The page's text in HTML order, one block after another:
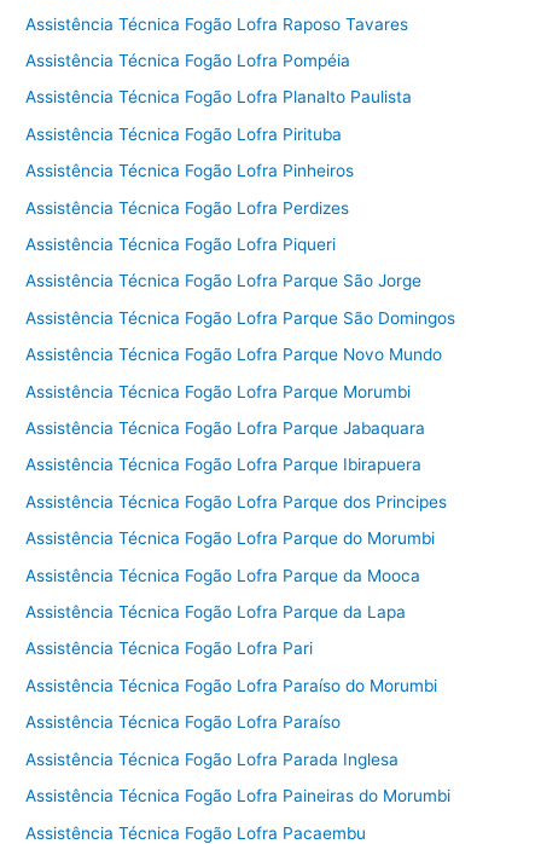
Assistência Técnica Fogão Lofra Raposo Tavares
Assistência Técnica Fogão Lofra Pompéia
Assistência Técnica Fogão Lofra Planalto Paulista
Assistência Técnica Fogão Lofra Pirituba
Assistência Técnica Fogão Lofra Pinheiros
Assistência Técnica Fogão Lofra Perdizes
Assistência Técnica Fogão Lofra Piqueri
Assistência Técnica Fogão Lofra Parque São Jorge
Assistência Técnica Fogão Lofra Parque São Domingos
Assistência Técnica Fogão Lofra Parque Novo Mundo
Assistência Técnica Fogão Lofra Parque Morumbi
Assistência Técnica Fogão Lofra Parque Jabaquara
Assistência Técnica Fogão Lofra Parque Ibirapuera
Assistência Técnica Fogão Lofra Parque dos Principes
Assistência Técnica Fogão Lofra Parque do Morumbi
Assistência Técnica Fogão Lofra Parque da Mooca
Assistência Técnica Fogão Lofra Parque da Lapa
Assistência Técnica Fogão Lofra Pari
Assistência Técnica Fogão Lofra Paraíso do Morumbi
Assistência Técnica Fogão Lofra Paraíso
Assistência Técnica Fogão Lofra Parada Inglesa
Assistência Técnica Fogão Lofra Paineiras do Morumbi
Assistência Técnica Fogão Lofra Pacaembu